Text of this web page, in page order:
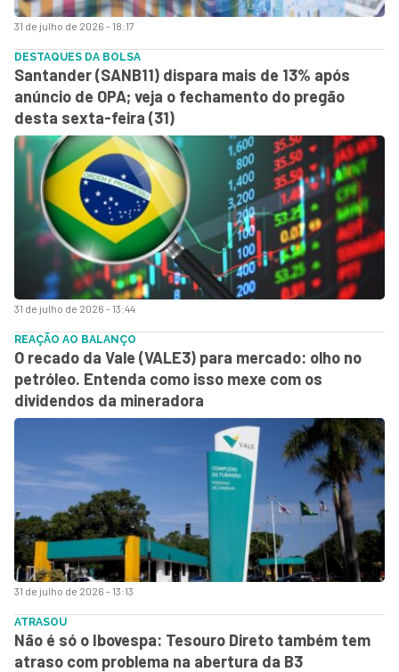
31 de julho de 2026 - 18:17
31 de julho de 2026 - 13:44
DESTAQUES DA BOLSA
Santander (SANB11) dispara mais de 13% após
anúncio de OPA; veja o fechamento do pregão
desta sexta-feira (31)
31 de julho de 2026 - 13:13
REAÇÃO AO BALANÇO
O recado da Vale (VALE3) para mercado: olho no
petróleo. Entenda como isso mexe com os
dividendos da mineradora
ATRASOU
Não é só o Ibovespa: Tesouro Direto também tem
atraso com problema na abertura da B3